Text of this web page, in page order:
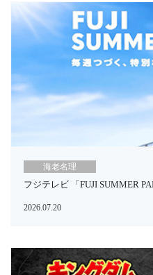
海老名理
フジテレビ 「FUJI SUMMER
2026.07.20